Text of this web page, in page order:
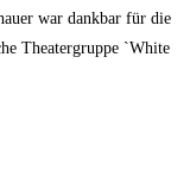
war dankbar für die
Theatergruppe `White